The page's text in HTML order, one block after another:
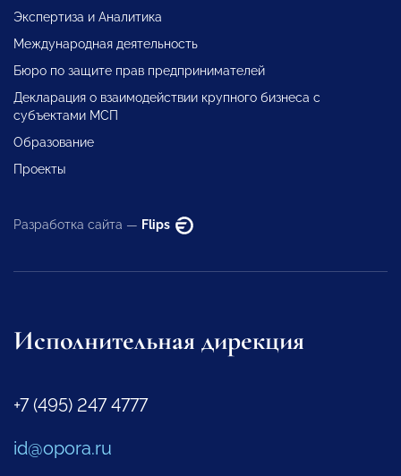
Экспертиза и Аналитика
Международная деятельность
Бюро по защите прав предпринимателей
Декларация о взаимодействии крупного бизнеса с
субъектами МСП
Образование
Проекты
Разработка сайта — Flips
Исполнительная дирекция
+7 (495) 247 4777
id@opora.ru